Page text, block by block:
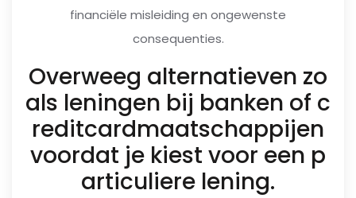
financiële misleiding en ongewenste
consequenties.
Overweeg alternatieven zo
als leningen bij banken of c
reditcardmaatschappijen
voordat je kiest voor een p
articuliere lening.